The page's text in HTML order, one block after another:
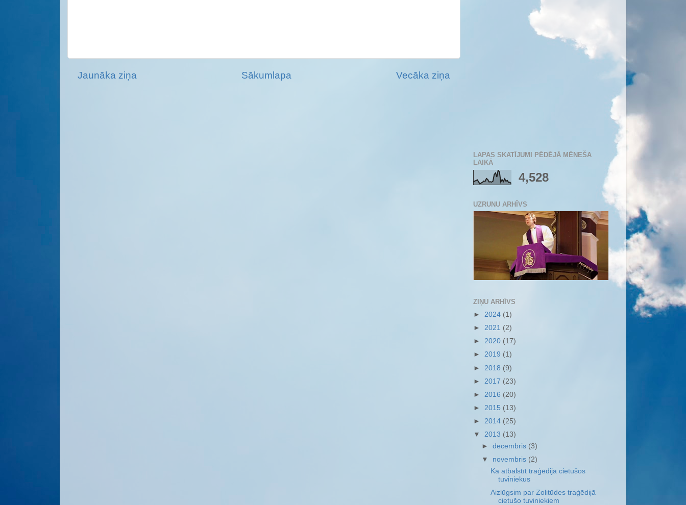
Jaunāka ziņa Vecāka ziņa
Sākumlapa
LAPAS SKATĪJUMI PĒDĒJĀ MĒNEŠA
LAIKĀ
4,528
UZRUNU ARHĪVS
ZIŅU ARHĪVS
► 2024 (1)
► 2021 (2)
► 2020 (17)
► 2019 (1)
► 2018 (9)
► 2017 (23)
► 2016 (20)
► 2015 (13)
► 2014 (25)
▼ 2013 (13)
►decembris (3)
▼ novembris (2)
Kā atbalstīt traģēdijā cietušos
tuviniekus
Aizlūgsim par Zolitūdes traģēdijā
cietušo tuviniekiem